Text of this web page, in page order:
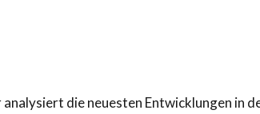
die neuesten Entwicklungen in